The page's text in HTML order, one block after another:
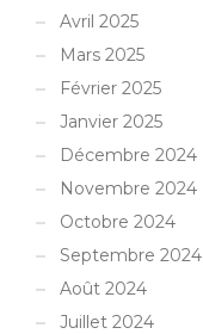
Avril 2025
Mars 2025
Février 2025
Janvier 2025
Décembre 2024
Novembre 2024
Octobre 2024
Septembre 2024
Août 2024
Juillet 2024